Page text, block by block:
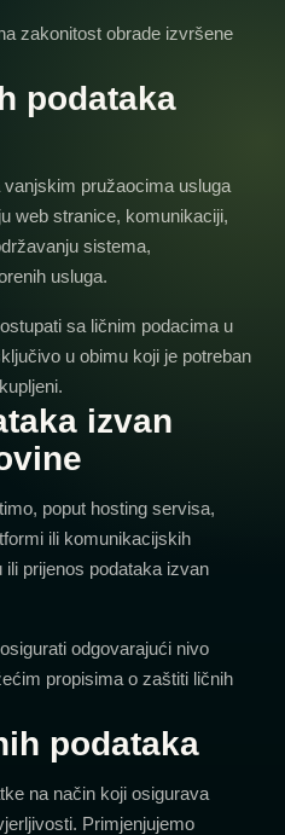
zakonitost obrade izvršene
podataka
vanjskim pružaocima usluga
web stranice, komunikaciji,
sistema,
usluga.
sa ličnim podacima u
u obimu koji je potreban
izvan
poput hosting servisa,
ili komunikacijskih
prijenos podataka izvan
odgovarajući nivo
propisima o zaštiti ličnih
podataka
na način koji osigurava
Primjenjujemo